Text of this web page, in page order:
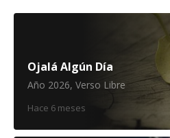
Ojalá Algún Día
Año 2026, Verso Libre
Hace 6 meses